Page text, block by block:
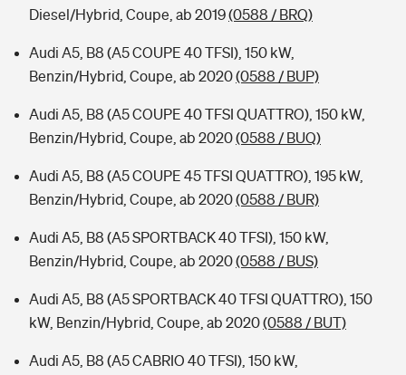
Diesel/Hybrid, Coupe, ab 2019(0588 / BRQ)
Audi A5, B8 (A5 COUPE 40 TFSI), 150 kW,
Benzin/Hybrid, Coupe, ab 2020(0588 / BUP)
Audi A5, B8 (A5 COUPE 40 TFSI QUATTRO), 150 kW,
Benzin/Hybrid, Coupe, ab 2020(0588 / BUQ)
Audi A5, B8 (A5 COUPE 45 TFSI QUATTRO), 195 kW,
Benzin/Hybrid, Coupe, ab 2020(0588 / BUR)
Audi A5, B8 (A5 SPORTBACK 40 TFSI), 150 kW,
Benzin/Hybrid, Coupe, ab 2020(0588 / BUS)
Audi A5, B8 (A5 SPORTBACK 40 TFSI QUATTRO), 150
kW, Benzin/Hybrid, Coupe, ab 2020(0588 / BUT)
Audi A5, B8 (A5 CABRIO 40 TFSI), 150 kW,